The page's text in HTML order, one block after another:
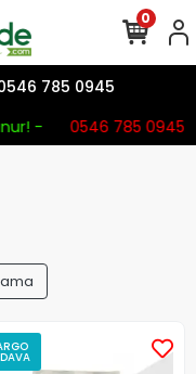
785 0945
-
0546 785 0945
0